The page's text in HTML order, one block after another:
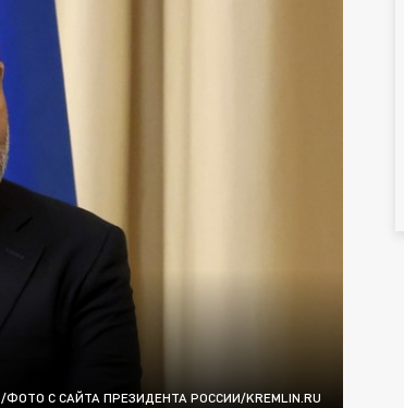
/ФОТО С САЙТА ПРЕЗИДЕНТА РОССИИ/KREMLIN.RU